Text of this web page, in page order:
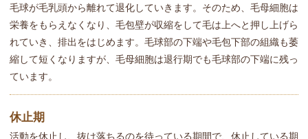
毛球が毛乳頭から離れて退化していきます。そのため、毛母細胞は
栄養をもらえなくなり、毛包壁が収縮をして毛は上へと押し上げら
れていき、排出をはじめます。毛球部の下端や毛包下部の組織も萎
縮して短くなりますが、毛母細胞は退行期でも毛球部の下端に残っ
ています。
休止期
活動を休止し、抜け落ちるのを待っている期間で、休止している期